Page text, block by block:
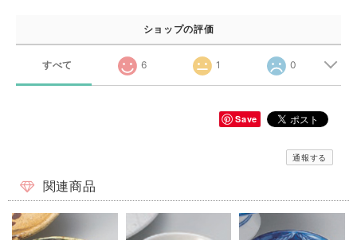
ショップの評価
すべて 6 1 0
Save
通報する
関連商品